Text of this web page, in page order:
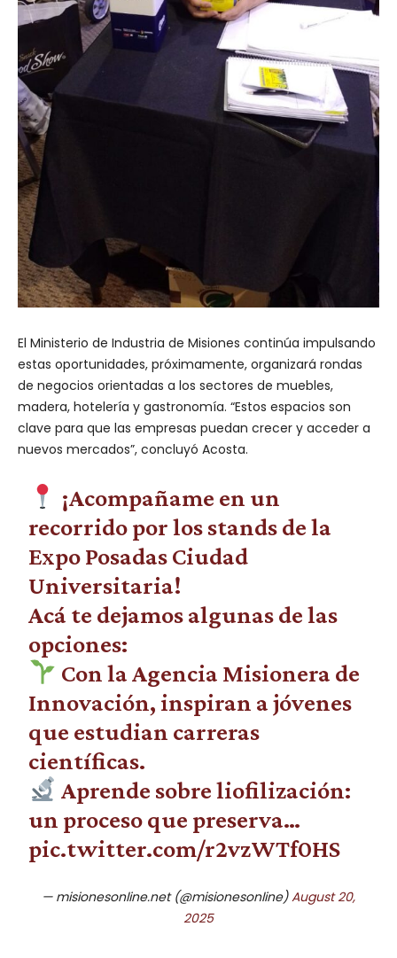
El Ministerio de Industria de Misiones continúa impulsando
estas oportunidades, próximamente, organizará rondas
de negocios orientadas a los sectores de muebles,
madera, hotelería y gastronomía. “Estos espacios son
clave para que las empresas puedan crecer y acceder a
nuevos mercados”, concluyó Acosta.
¡Acompañame en un
recorrido por los stands de la
Expo Posadas Ciudad
Universitaria!
Acá te dejamos algunas de las
opciones:
Con la Agencia Misionera de
Innovación, inspiran a jóvenes
que estudian carreras
científicas.
Aprende sobre liofilización:
un proceso que preserva…
pic.twitter.com/r2vzWTf0HS
— misionesonline.net (@misionesonline)August 20,
2025